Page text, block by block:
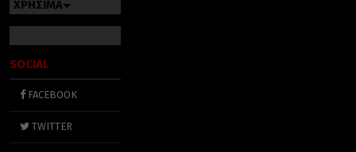
ΧΡΗΣΙΜΑ
SOCIAL
FACEBOOK
TWITTER